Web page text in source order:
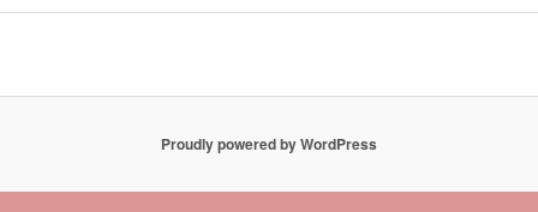
Proudly powered by WordPress